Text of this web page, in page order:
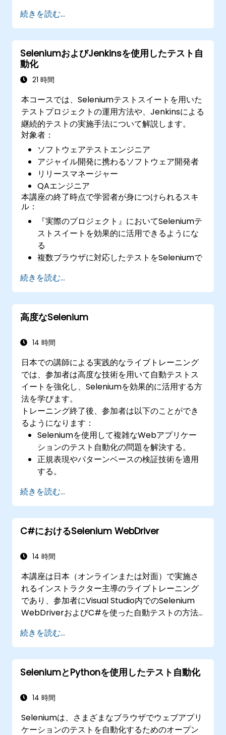
続きを読む...
SeleniumおよびJenkinsを使用したテスト自
動化
21 時間
本コースでは、Seleniumテストスイートを用いた
テストプロジェクトの運用方法や、Jenkinsによる
継続的テストの実施手法について解説します。
対象者：
ソフトウェアテストエンジニア
アジャイル開発に携わるソフトウェア開発者
リリースマネージャー
QAエンジニア
本講座の終了時点で学習者が身につけられるスキ
ル：
『実際のプロジェクト』においてSeleniumテ
ストスイートを効果的に活用できるようにな
る
複数ブラウザに対応したテストをSeleniumで
Selenium Gridを用いてテストの分散処理が
行えるようになる
Jenkins上で回帰テスト用のSeleniumスクリ
プトを実行可能となる
ト作成ができるようになる
続きを読む...
高度なSelenium
14 時間
日本での講師による実践的なライブトレーニング
では、参加者は高度な技術を用いて自動テストス
イートを強化し、Seleniumを効果的に活用する方
法を学びます。
トレーニング終了後、参加者は以下のことができ
るようになります：
Seleniumを使用して複雑なWebアプリケー
ションのテスト自動化の問題を解決する。
正規表現やパターンベースの検証技術を適用
する。
プログラムでWebオブジェクトを検索する。
Webコントロールからデータを動的に取得す
る。
データ駆動型のテストフレームワークを作成
Selenium Gridを使用してテストを分散実行
続きを読む...
C#におけるSelenium WebDriver
14 時間
本講座は日本（オンラインまたは対面）で実施さ
れるインストラクター主導のライブトレーニング
であり、参加者にVisual Studio内でのSelenium
WebDriverおよびC#を使った自動テストの方法
い場合や復習したい方は、「自動テストエンジニ
ア向けC#講座」もご覧ください。
続きを読む...
SeleniumとPythonを使用したテスト自動化
14 時間
Seleniumは、さまざまなブラウザでウェブアプリ
ケーションのテストを自動化するためのオープン